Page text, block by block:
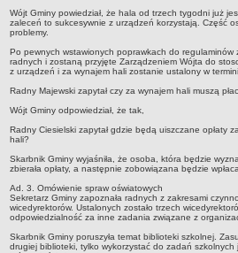
Projekty uchwał
Zarządzenia
Protokoły
Zagospodarowanie przestrzenne
Obwieszczenia,Zawiadomienia,
Decyzje o środowiskowych
REWITALIZACJA GMINY BONIEWO
PPWOW
Aktualności
konkursy
Wójt Gminy powiedział, że hala od trzech tygodni już
zaleceń to sukcesywnie z urządzeń korzystają. Część
problemy.
Po pewnych wstawionych poprawkach do regulaminów
radnych i zostaną przyjęte Zarządzeniem Wójta do
z urządzeń i za wynajem hali zostanie ustalony w
Radny Majewski zapytał czy za wynajem hali muszą
Wójt Gminy odpowiedział, że tak,
Radny Ciesielski zapytał gdzie będą uiszczane opłaty
hali?
Skarbnik Gminy wyjaśniła, że osoba, która będzie
zbierała opłaty, a następnie zobowiązana będzie
Ad. 3. Omówienie spraw oświatowych
Sekretarz Gminy zapoznała radnych z zakresami
wicedyrektorów. Ustalonych zostało trzech
odpowiedzialność za inne zadania związane z
Skarbnik Gminy poruszyła temat biblioteki szkolnej.
drugiej biblioteki, tylko wykorzystać do zadań